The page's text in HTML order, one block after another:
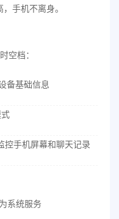
手机不离身。
空档：
备基础信息
控手机屏幕和聊天记录
系统服务